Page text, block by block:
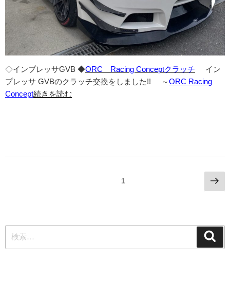
◇インプレッサGVB ◆ORC Racing Conceptクラッチ イン
プレッサ GVBのクラッチ交換をしました!! ～ORC Racing
Concept続きを読む
ビ
ゲ
1
次
の
ジ
索: